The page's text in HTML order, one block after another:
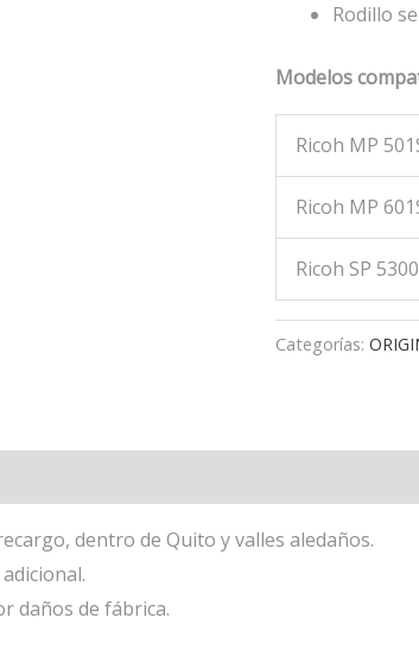
Rodillo
Modelos
Ricoh MP
Ricoh MP
Ricoh SP
Categorías:
dentro de Quito y valles aledaños.
daños de fábrica.